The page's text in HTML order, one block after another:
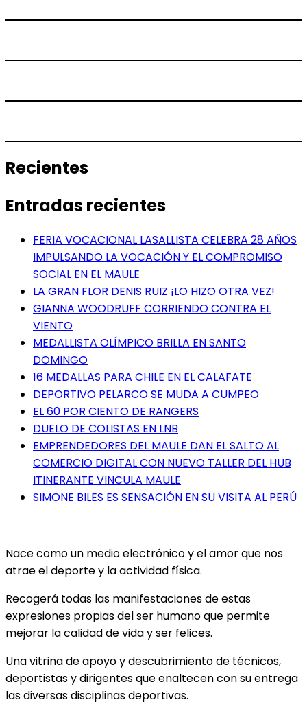
Recientes
Entradas recientes
FERIA VOCACIONAL LASALLISTA CELEBRA 28 AÑOS
IMPULSANDO LA VOCACIÓN Y EL COMPROMISO
SOCIAL EN EL MAULE
LA GRAN FLOR DENIS RUIZ ¡LO HIZO OTRA VEZ!
GIANNA WOODRUFF CORRIENDO CONTRA EL
VIENTO
MEDALLISTA OLÍMPICO BRILLA EN SANTO
DOMINGO
16 MEDALLAS PARA CHILE EN EL CALAFATE
DEPORTIVO PELARCO SE MUDA A CUMPEO
EL 60 POR CIENTO DE RANGERS
DUELO DE COLISTAS EN LNB
EMPRENDEDORES DEL MAULE DAN EL SALTO AL
COMERCIO DIGITAL CON NUEVO TALLER DEL HUB
ITINERANTE VINCULA MAULE
SIMONE BILES ES SENSACIÓN EN SU VISITA AL PERÚ
Nace como un medio electrónico y el amor que nos
atrae el deporte y la actividad física.
Recogerá todas las manifestaciones de estas
expresiones propias del ser humano que permite
mejorar la calidad de vida y ser felices.
Una vitrina de apoyo y descubrimiento de técnicos,
deportistas y dirigentes que enaltecen con su entrega
las diversas disciplinas deportivas.